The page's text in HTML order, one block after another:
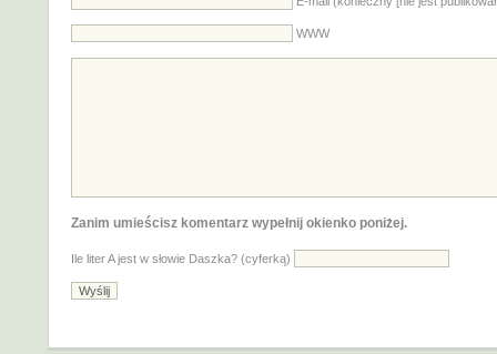
WWW
Zanim umieścisz komentarz wypełnij okienko poniżej.
Ile liter A jest w słowie Daszka? (cyferką)